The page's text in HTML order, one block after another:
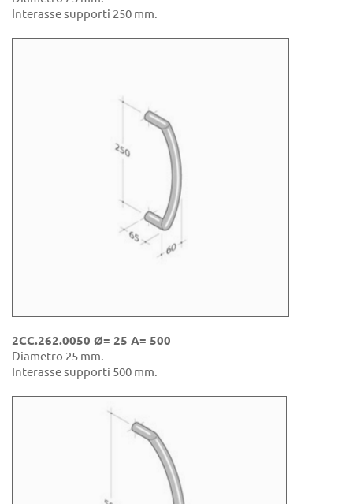
Interasse supporti 250 mm.
2CC.262.0050 Ø= 25 A= 500
Diametro 25 mm.
Interasse supporti 500 mm.